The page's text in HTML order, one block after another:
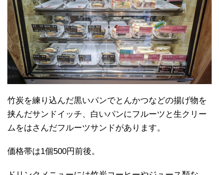
竹炭を練り込んだ黒いパンでとんかつなどの揚げ物を
挟んだサンドイッチ、白いパンにフルーツと生クリー
ムをはさんだフルーツサンドがあります。
価格帯は1個500円前後。